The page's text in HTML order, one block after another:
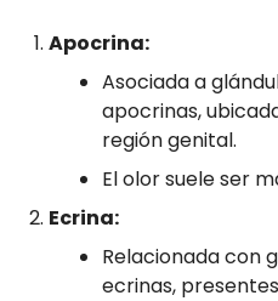
Apocrina:
Asociada a
apocrinas,
región genital.
El olor suele ser
Ecrina:
Relacionada con
ecrinas,